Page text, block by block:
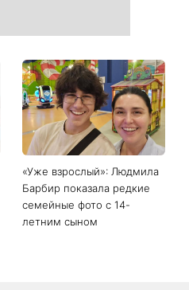
«Уже взрослый»: Людмила
Барбир показала редкие
семейные фото с 14-
летним сыном